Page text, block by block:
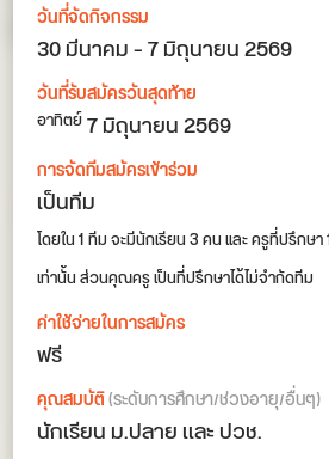
วันที่จัดกิจกรรม
30 มีนาคม – 7 มิถุนายน 2569
วันที่รับสมัครวันสุดท้าย
อาทิตย์7 มิถุนายน 2569
การจัดทีมสมัครเข้าร่วม
เป็นทีม
โดยใน 1 ทีม จะมีนักเรียน 3 คน เเละ ครูที่ปรึกษา
เท่านั้น ส่วนคุณครู เป็นที่ปรึกษาได้ไม่จำกัดทีม
ค่าใช้จ่ายในการสมัคร
ฟรี
คุณสมบัติ(ระดับการศึกษา/ช่วงอายุ/อื่นๆ)
นักเรียน ม.ปลาย เเละ ปวช.